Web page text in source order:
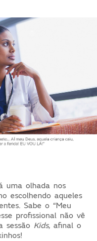
uma olhada nos
escolhendo aqueles
Sabe o “Meu
profissional não vê
sessão Kids, afinal o